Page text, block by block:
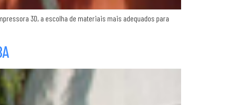
3D, a escolha de materiais mais adequados para